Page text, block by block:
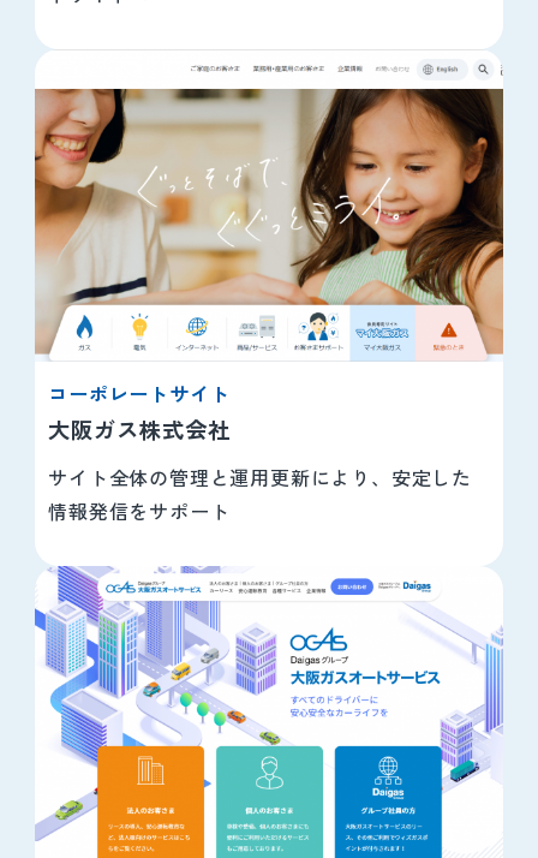
コーポレートサイト
大阪ガス株式会社
サイト全体の管理と運用更新により、安定した
情報発信をサポート